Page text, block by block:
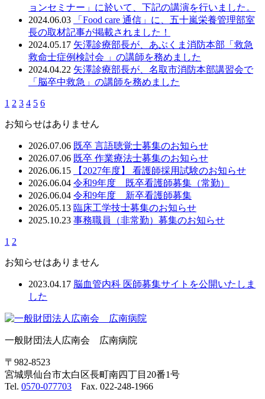
ョンセミナー」に於いて、下記の講演を行いました。
2024.06.03
「Food care 通信」に、五十嵐栄養管理部室
長の取材記事が掲載されました！
2024.05.17 矢澤診療部長が、あぶくま消防本部「救急
救命士症例検討会 」の講師を務めました
2024.04.22 矢澤診療部長が、名取市消防本部講習会で
「脳卒中救急」の講師を務めました
1 2 3 4 5 6
お知らせはありません
2026.07.06 既卒 言語聴覚士募集のお知らせ
2026.07.06 既卒 作業療法士募集のお知らせ
2026.06.15
【2027年度】 看護師採用試験のお知らせ
2026.06.04 令和9年度 既卒看護師募集（常勤）
2026.06.04 令和9年度 新卒看護師募集
2026.05.13 臨床工学技士募集のお知らせ
2025.10.23 事務職員（非常勤）募集のお知らせ
1 2
お知らせはありません
2023.04.17 脳血管内科 医師募集サイトを公開いたしま
した
一般財団法人広南会 広南病院
〒982-8523
宮城県仙台市太白区長町南四丁目20番1号
Tel. 0570-077703 Fax. 022-248-1966